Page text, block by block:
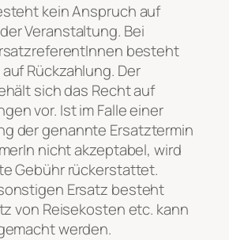
kein Anspruch auf
Veranstaltung. Bei
besteht
Rückzahlung. Der
sich das Recht auf
vor. Ist im Falle einer
der genannte Ersatztermin
nicht akzeptabel, wird
Gebühr rückerstattet.
Ersatz besteht
von Reisekosten etc. kann
werden.